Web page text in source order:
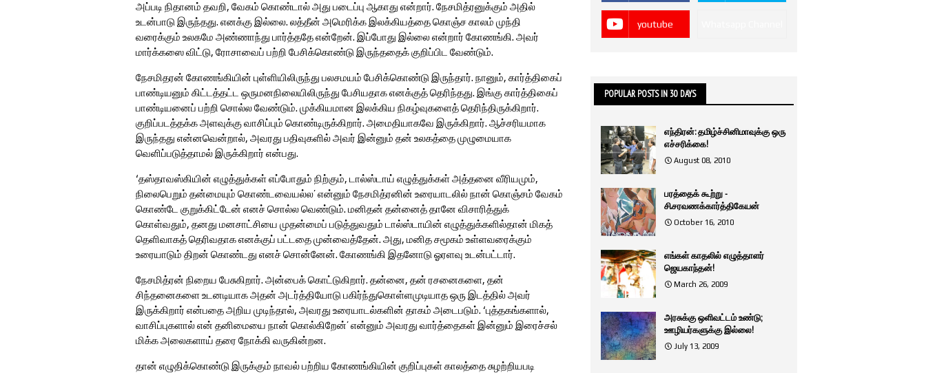
அப்படி நிதானம் தவறி, வேகம் கொண்டால் அது படைப்பு ஆகாது என்றார். நேசமித்ரனுக்கும் அதில்
உடன்பாடு இருந்தது. எனக்கு இல்லை. லத்தீன் அமெரிக்க இலக்கியத்தை கொஞ்ச காலம் முந்தி
வரைக்கும் உலகமே அண்ணாந்து பார்த்ததே என்றேன். இப்போது இல்லை என்றார் கோணங்கி. அவர்
மார்க்கஸை விட்டு, ரோசாவைப் பற்றி பேசிக்கொண்டு இருந்ததைக் குறிப்பிட வேண்டும்.
நேசமிதரன் கோணங்கியின் புள்ளியிலிருந்து பலசமயம் பேசிக்கொண்டு இருந்தார். நானும், கார்த்திகைப்
பாண்டியனும் கிட்டத்தட்ட ஒருமனநிலையிலிருந்து பேசியதாக எனக்குத் தெரிந்தது. இங்கு கார்த்திகைப்
பாண்டியனைப் பற்றி சொல்ல வேண்டும். முக்கியமான இலக்கிய நிகழ்வுகளைத் தெரிந்திருக்கிறார்.
குறிப்படத்தக்க அளவுக்கு வாசிப்பும் கொண்டிருக்கிறார். அமைதியாகவே இருக்கிறார். ஆச்சரியமாக
இருந்தது என்னவென்றால், அவரது பதிவுகளில் அவர் இன்னும் தன் உலகத்தை முழுமையாக
வெளிப்படுத்தாமல் இருக்கிறார் என்பது.
‘தஸ்தாவஸ்கியின் எழுத்துக்கள் எப்போதும் நிற்கும், டால்ஸ்டாய் எழுத்துக்கள் அத்தனை வீரியமும்,
நிலைபெறும் தன்மையும் கொண்டவையல்ல’ என்னும் நேசமித்ரனின் உரையாடலில் நான் கொஞ்சம் வேகம்
கொண்டே குறுக்கிட்டேன் எனச் சொல்ல வெண்டும். மனிதன் தன்னைத் தானே விசாரித்துக்
கொள்வதும், தனது மனசாட்சியை முதன்மைப் படுத்துவதும் டால்ஸ்டாயின் எழுத்துக்களில்தான் மிகத்
தெளிவாகத் தெரிவதாக எனக்குப் பட்டதை முன்வைத்தேன். அது, மனித சமூகம் உள்ளவரைக்கும்
உரையாடும் திறன் கொண்டது எனச் சொன்னேன். கோணங்கி இதனோடு ஓரளவு உடன்பட்டார்.
நேசமித்ரன் நிறைய பேசுகிறார். அன்பைக் கொட்டுகிறார். தன்னை, தன் ரசனைகளை, தன்
சிந்தனைகளை உடனடியாக அதன் அடர்த்தியோடு பகிர்ந்துகொள்ளமுடியாத ஒரு இடத்தில் அவர்
இருக்கிறார் என்பதை அறிய முடிந்தால், அவரது உரையாடல்களின் தாகம் அடைபடும். ‘புத்தகங்களால்,
வாசிப்புகளால் என் தனிமையை நான் கொல்கிறேன்’ என்னும் அவரது வார்த்தைகள் இன்னும் இரைச்சல்
மிக்க அலைகளாய் தரை நோக்கி வருகின்றன.
தான் எழுதிக்கொண்டு இருக்கும் நாவல் பற்றிய கோணங்கியின் குறிப்புகள் காலத்தை சுழற்றியபடி
youtube
POPULAR POSTS IN 30 DAYS
எந்திரன்: தமிழ்ச்சினிமாவுக்கு ஒரு
எச்சரிக்கை!
August 08, 2010
பரத்தைக் கூற்று -
சி.சரவணக்கார்த்திகேயன்
October 16, 2010
எங்கள் காதலில் எழுத்தாளர்
ஜெயகாந்தன்!
March 26, 2009
அரசுக்கு ஒளிவட்டம் உண்டு;
ஊழியர்களுக்கு இல்லை!
July 13, 2009